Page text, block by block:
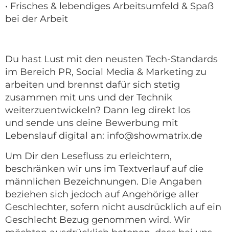
• Frisches & lebendiges Arbeitsumfeld & Spaß
bei der Arbeit
Du hast Lust mit den neusten Tech-Standards
im Bereich PR, Social Media & Marketing zu
arbeiten und brennst dafür sich stetig
zusammen mit uns und der Technik
weiterzuentwickeln? Dann leg direkt los
und sende uns deine Bewerbung mit
Lebenslauf digital an: info@showmatrix.de
Um Dir den Lesefluss zu erleichtern,
beschränken wir uns im Textverlauf auf die
männlichen Bezeichnungen. Die Angaben
beziehen sich jedoch auf Angehörige aller
Geschlechter, sofern nicht ausdrücklich auf ein
Geschlecht Bezug genommen wird. Wir